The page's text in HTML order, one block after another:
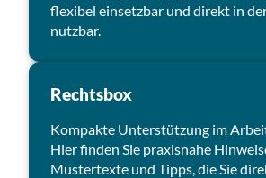
flexibel einsetzbar und direkt in
nutzbar.
Rechtsbox
Kompakte Unterstützung im
Hier finden Sie praxisnahe
Mustertexte und Tipps, die Sie